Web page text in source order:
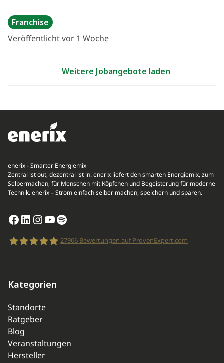
Franchise
Veröffentlicht vor 1 Woche
Weitere Jobangebote laden
enerix - Smarter Energiemix
Zentral ist out, dezentral ist in. enerix liefert den smarten Energiemix, zum
Selbermachen, für Menschen mit Köpfchen und Begeisterung für moderne
Technik. enerix – Strom einfach selber machen, speichern und sparen.
Facebook
LinkedIn
Instagram
YouTube
Spotify
27906Bewertungen auf ProvenExpert.com
Kategorien
Standorte
Ratgeber
Blog
Veranstaltungen
Hersteller